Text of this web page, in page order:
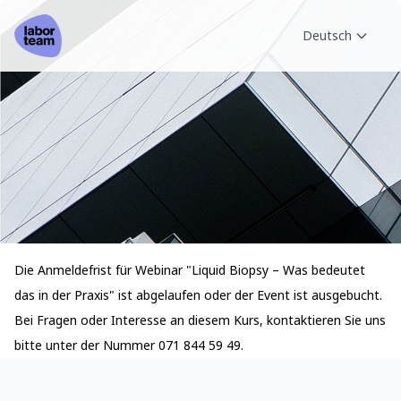
Deutsch
Die Anmeldefrist für Webinar "Liquid Biopsy – Was bedeutet
das in der Praxis" ist abgelaufen oder der Event ist ausgebucht.
Bei Fragen oder Interesse an diesem Kurs, kontaktieren Sie uns
bitte unter der Nummer 071 844 59 49.